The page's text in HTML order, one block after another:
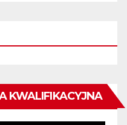
KWALIFIKACYJNA